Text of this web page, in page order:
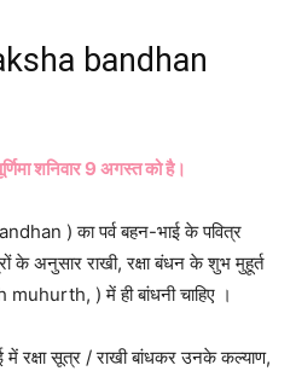
bandhan
शनिवार 9 अगस्‍त को है।
) का पर्व बहन-भाई के पवित्र
के अनुसार राखी, रक्षा बंधन के शुभ मुहूर्त
) में ही बांधनी चाहिए ।
रक्षा सूत्र / राखी बांधकर उनके कल्याण,